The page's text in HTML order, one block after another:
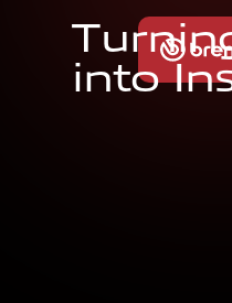
Turnin
into In